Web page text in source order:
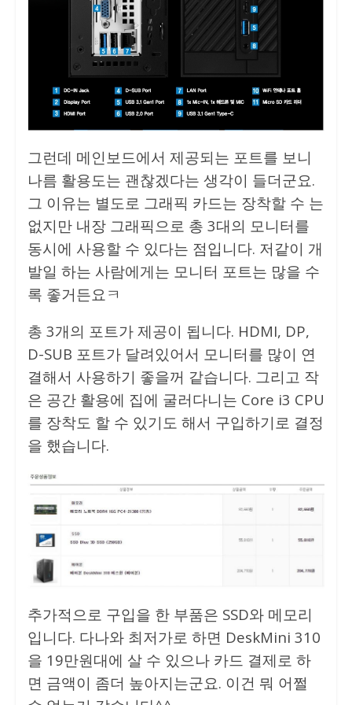
그런데 메인보드에서 제공되는 포트를 보니
나름 활용도는 괜찮겠다는 생각이 들더군요.
그 이유는 별도로 그래픽 카드는 장착할 수 는
없지만 내장 그래픽으로 총 3대의 모니터를
동시에 사용할 수 있다는 점입니다. 저같이 개
발일 하는 사람에게는 모니터 포트는 많을 수
록 좋거든요ㅋ
총 3개의 포트가 제공이 됩니다. HDMI, DP,
D-SUB 포트가 달려있어서 모니터를 많이 연
결해서 사용하기 좋을꺼 같습니다. 그리고 작
은 공간 활용에 집에 굴러다니는 Core i3 CPU
를 장착도 할 수 있기도 해서 구입하기로 결정
을 했습니다.
추가적으로 구입을 한 부품은 SSD와 메모리
입니다. 다나와 최저가로 하면 DeskMini 310
을 19만원대에 살 수 있으나 카드 결제로 하
면 금액이 좀더 높아지는군요. 이건 뭐 어쩔